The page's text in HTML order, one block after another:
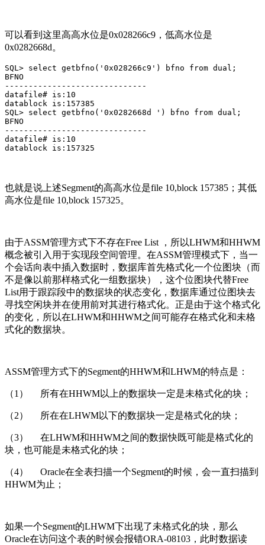
可以看到这里高高水位是0x028266c9，低高水位是
0x0282668d。
SQL> select getbfno('0x028266c9') bfno from dual;
BFNO
------------------------------
datafile# is:10
datablock is:157385
SQL> select getbfno('0x0282668d ') bfno from dual;
BFNO
------------------------------
datafile# is:10
datablock is:157325
也就是说上述Segment的高高水位是file 10,block 157385；其低
高水位是file 10,block 157325。
由于ASSM管理方式下不存在Free List ，所以LHWM和HHWM
概念被引入用于实现段空间管理。在ASSM管理模式下，当一
个会话向表中插入数据时，数据库首先格式化一个位图块（而
不是像以前那样格式化一组数据块），这个位图块代替Free
List用于跟踪段中的数据块的状态变化，数据库通过位图块去
寻找空闲块并在使用前对其进行格式化。正是由于这个格式化
的变化，所以在LHWM和HHWM之间可能存在格式化和未格
式化的数据块。
ASSM管理方式下的Segment的HHWM和LHWM的特点是：
（1） 所有在HHWM以上的数据块一定是未格式化的块；
（2） 所在在LHWM以下的数据块一定是格式化的块；
（3） 在LHWM和HHWM之间的数据快既可能是格式化的
块，也可能是未格式化的块；
（4） Oracle在全表扫描一个Segment的时候，会一直扫描到
HHWM为止；
如果一个Segment的LHWM下出现了未格式化的块，那么
Oracle在访问这个表的时候会报错ORA-08103，此时数据读